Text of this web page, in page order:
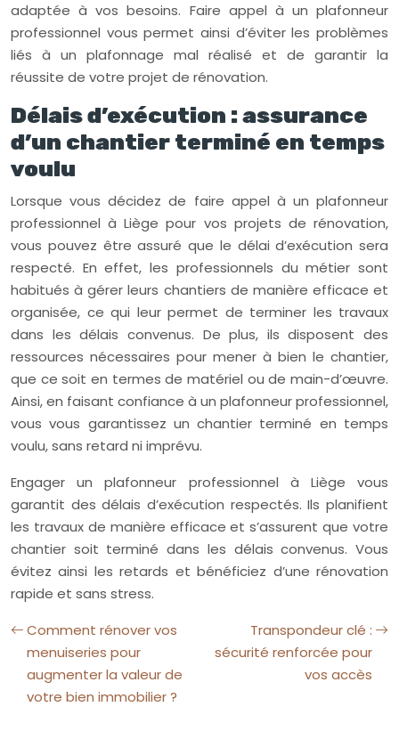
adaptée à vos besoins. Faire appel à un plafonneur
professionnel vous permet ainsi d’éviter les problèmes
liés à un plafonnage mal réalisé et de garantir la
réussite de votre projet de rénovation.
Délais d’exécution : assurance
d’un chantier terminé en temps
voulu
Lorsque vous décidez de faire appel à un plafonneur
professionnel à Liège pour vos projets de rénovation,
vous pouvez être assuré que le délai d’exécution sera
respecté. En effet, les professionnels du métier sont
habitués à gérer leurs chantiers de manière efficace et
organisée, ce qui leur permet de terminer les travaux
dans les délais convenus. De plus, ils disposent des
ressources nécessaires pour mener à bien le chantier,
que ce soit en termes de matériel ou de main-d’œuvre.
Ainsi, en faisant confiance à un plafonneur professionnel,
vous vous garantissez un chantier terminé en temps
voulu, sans retard ni imprévu.
Engager un plafonneur professionnel à Liège vous
garantit des délais d’exécution respectés. Ils planifient
les travaux de manière efficace et s’assurent que votre
chantier soit terminé dans les délais convenus. Vous
évitez ainsi les retards et bénéficiez d’une rénovation
rapide et sans stress.
Comment rénover vos
menuiseries pour
augmenter la valeur de
votre bien immobilier ?
Transpondeur clé :
sécurité renforcée pour
vos accès